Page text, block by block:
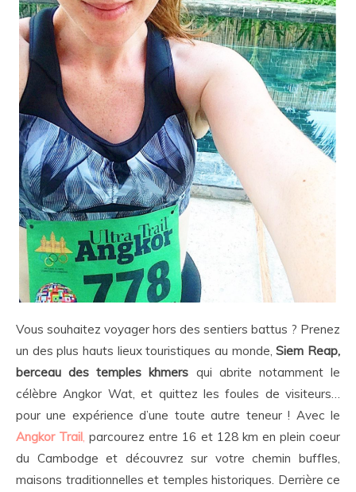
Vous souhaitez voyager hors des sentiers battus ? Prenez
un des plus hauts lieux touristiques au monde,Siem Reap,
berceau des temples khmers qui abrite notamment le
célèbre Angkor Wat, et quittez les foules de visiteurs…
pour une expérience d’une toute autre teneur ! Avec le
Angkor Trail parcourez entre 16 et 128 km en plein coeur
du Cambodge et découvrez sur votre chemin buffles,
maisons traditionnelles et temples historiques. Derrière ce